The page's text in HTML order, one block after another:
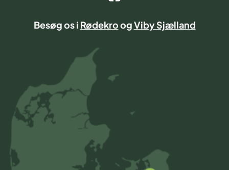
Besøg os i RødekroogViby Sjælland